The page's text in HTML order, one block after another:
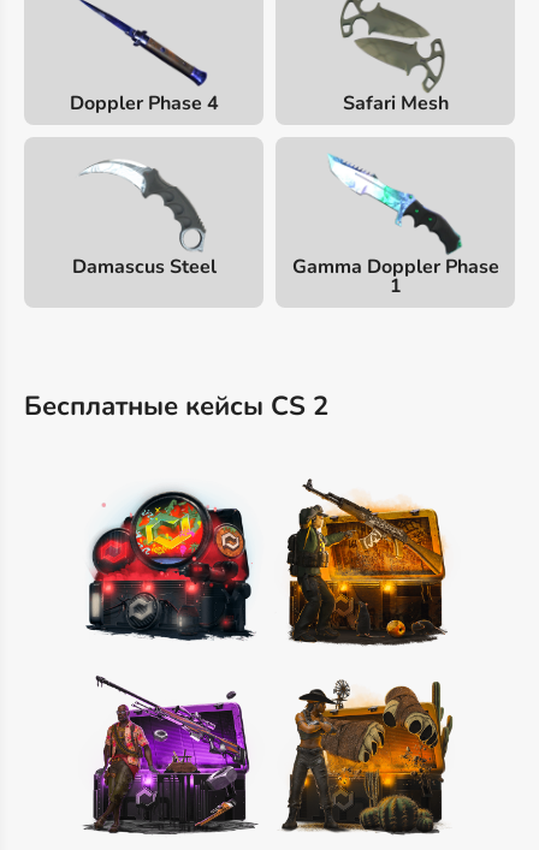
Doppler Phase 4 Safari Mesh
Damascus Steel Gamma Doppler Phase
1
Бесплатные кейсы CS 2